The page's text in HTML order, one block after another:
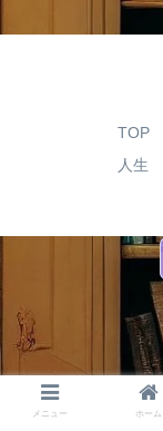
TOP
人生
メニュー ホーム